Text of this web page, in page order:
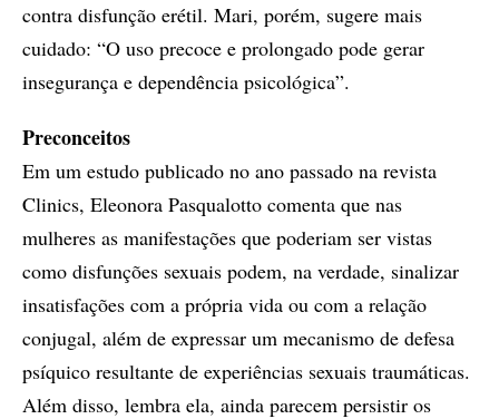
contra disfunção erétil. Mari, porém, sugere mais
cuidado: “O uso precoce e prolongado pode gerar
insegurança e dependência psicológica”.
Preconceitos
Em um estudo publicado no ano passado na revista
Clinics, Eleonora Pasqualotto comenta que nas
mulheres as manifestações que poderiam ser vistas
como disfunções sexuais podem, na verdade, sinalizar
insatisfações com a própria vida ou com a relação
conjugal, além de expressar um mecanismo de defesa
psíquico resultante de experiências sexuais traumáticas.
Além disso, lembra ela, ainda parecem persistir os